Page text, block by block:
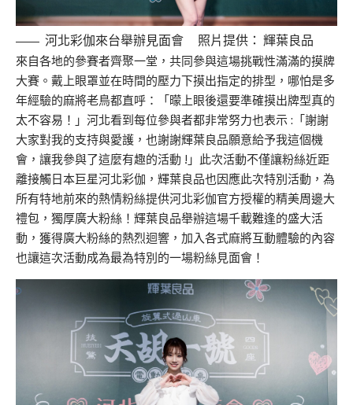
河北彩伽來台舉辦見面會 照片提供： 輝葉良品
來自各地的參賽者齊聚一堂，共同參與這場挑戰性滿滿的摸牌
大賽。戴上眼罩並在時間的壓力下摸出指定的排型，哪怕是多
年經驗的麻將老鳥都直呼：「曚上眼後還要準確摸出牌型真的
太不容易！」河北看到每位參與者都非常努力也表示 :「謝謝
大家對我的支持與愛護，也謝謝輝葉良品願意給予我這個機
會，讓我參與了這麼有趣的活動 !」此次活動不僅讓粉絲近距
離接觸日本巨星河北彩伽，輝葉良品也因應此次特別活動，為
所有特地前來的熱情粉絲提供河北彩伽官方授權的精美周邊大
禮包，獨厚廣大粉絲！輝葉良品舉辦這場千載難逢的盛大活
動，獲得廣大粉絲的熱烈迴響，加入各式麻將互動體驗的內容
也讓這次活動成為最為特別的一場粉絲見面會！